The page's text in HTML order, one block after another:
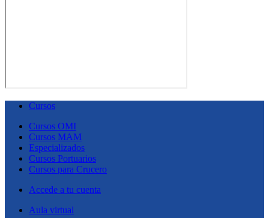
Cursos
Cursos OMI
Cursos MAM
Especializados
Cursos Portuarios
Cursos para Crucero
Accede a tu cuenta
Aula virtual